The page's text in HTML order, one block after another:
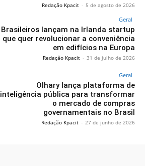
Redação Kpacit - 5 de agosto de 2026
Geral
Brasileiros lançam na Irlanda startup
que quer revolucionar a conveniência
em edifícios na Europa
Redação Kpacit - 31 de julho de 2026
Geral
Olhary lança plataforma de
inteligência pública para transformar
o mercado de compras
governamentais no Brasil
Redação Kpacit - 27 de junho de 2026